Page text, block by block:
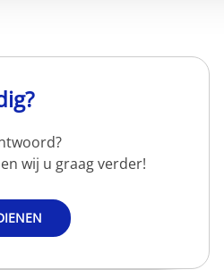
wij u graag verder!